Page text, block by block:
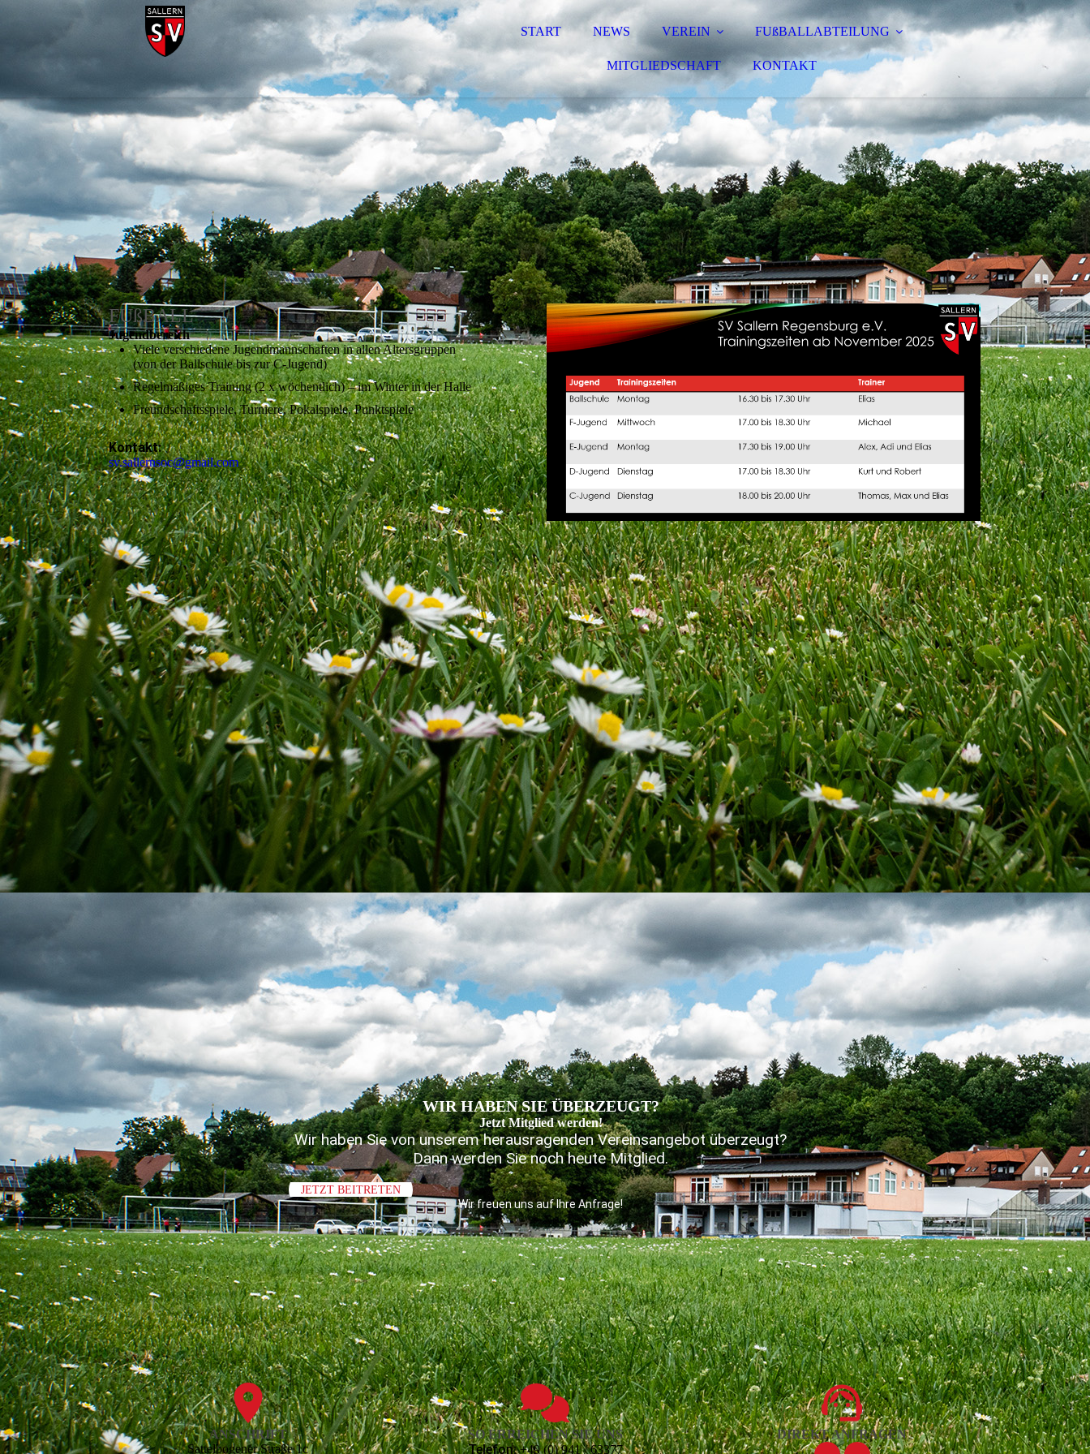
START NEWS VEREIN FUßBALLABTEILUNG
MITGLIEDSCHAFT KONTAKT
FUßBALL
Jugend­bereich
Viele verschiedene Jugendmannschaften in allen Altersgruppen
(von der Ballschule bis zur C-Jugend)
Regelmäßiges Training (2 x wöchentlich) – im Winter in der Halle
Freundschaftsspiele, Turniere, Pokalspiele, Punktspiele
Kontakt:
sv.sallernsoc@gmail.com
WIR HABEN SIE ÜBERZEUGT?
Jetzt Mitglied werden!
Wir haben Sie von unserem herausragenden Vereinsangebot überzeugt?
Dann werden Sie noch heute Mitglied.
JETZT BEITRETEN
Wir freuen uns auf Ihre Anfrage!
ANSCHRIFT
Sattelbogener Straße 1c
SO ERREICHEN SIE UNS
Telefon:+49 (0) 941 / 63377
DIREKT ANFRAGEN